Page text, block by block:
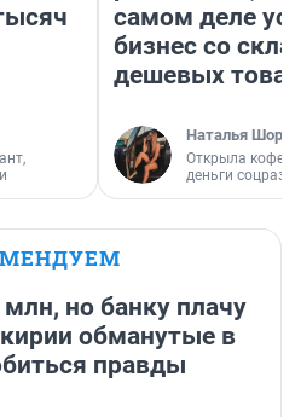
самом деле
бизнес со
дешевых
Наталья
Открыла
деньги
но банку плачу
обманутые в
правды